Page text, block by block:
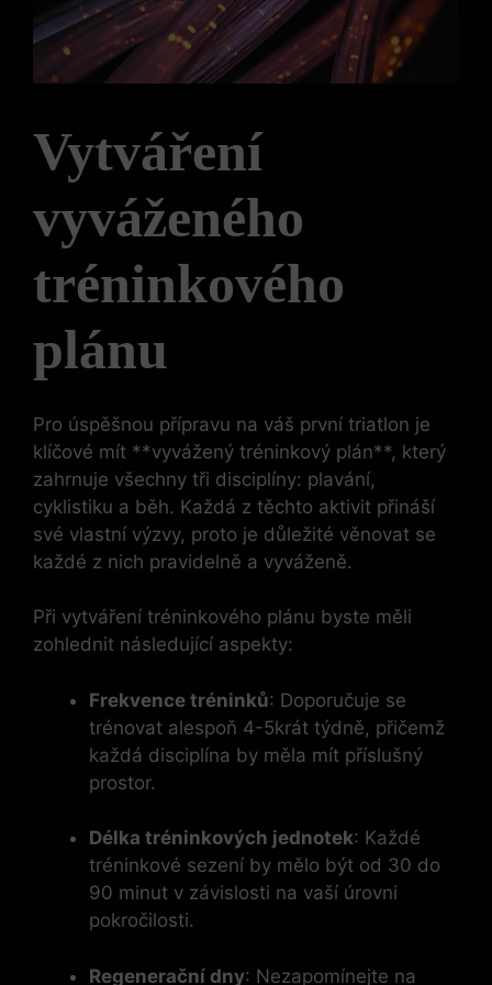
Vytváření
vyváženého
tréninkového
plánu
Pro úspěšnou přípravu na váš první triatlon je
klíčové mít **vyvážený tréninkový plán**, který
zahrnuje všechny tři disciplíny: plavání,
cyklistiku a běh. Každá z těchto aktivit přináší
své vlastní výzvy, proto je důležité věnovat se
každé z nich pravidelně a vyváženě.
Při vytváření tréninkového plánu byste měli
zohlednit následující aspekty:
Frekvence tréninků: Doporučuje se
trénovat alespoň 4-5krát týdně, přičemž
každá disciplína by měla mít příslušný
prostor.
Délka tréninkových jednotek: Každé
tréninkové sezení by mělo být od 30 do
90 minut v závislosti na vaší úrovni
pokročilosti.
Regenerační dny: Nezapomínejte na